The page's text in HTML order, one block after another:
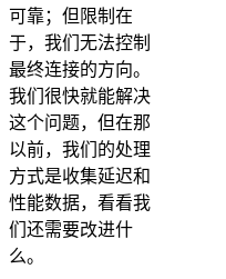
可靠；但限制在
于，我们无法控制
最终连接的方向。
我们很快就能解决
这个问题，但在那
以前，我们的处理
方式是收集延迟和
性能数据，看看我
们还需要改进什
么。